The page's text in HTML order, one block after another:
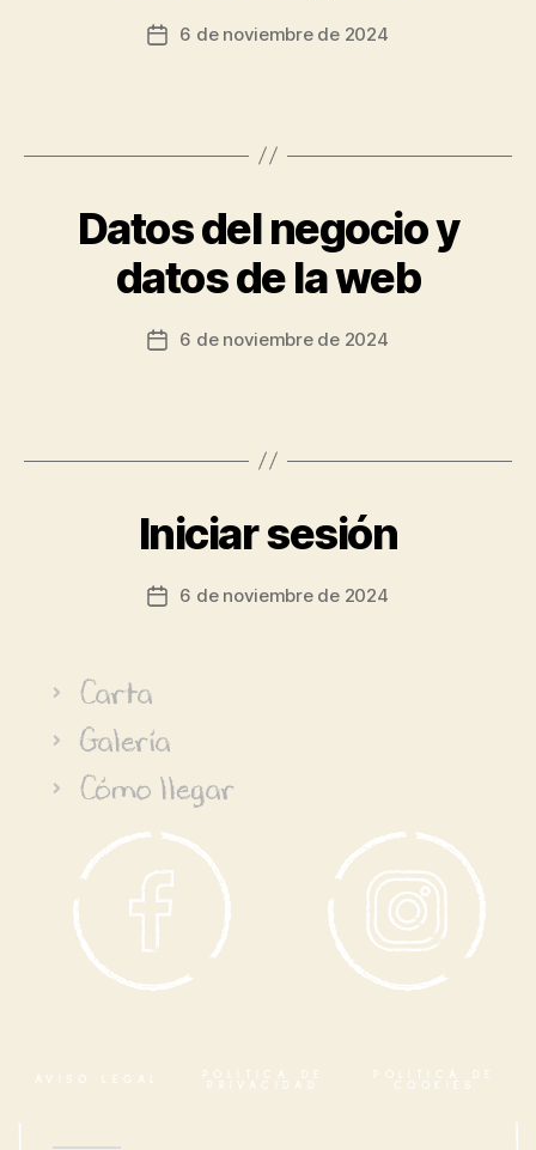
6 de noviembre de 2024
Datos del negocio y
datos de la web
6 de noviembre de 2024
Iniciar sesión
6 de noviembre de 2024
Carta
Galería
Cómo llegar
AVISO LEGAL
POLÍTICA DE
PRIVACIDAD
POLÍTICA DE
COOKIES